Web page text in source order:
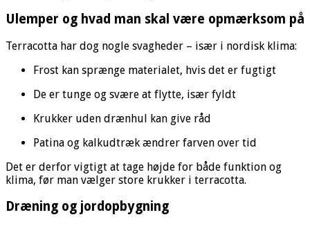
Ulemper og hvad man skal være opmærksom på
Terracotta har dog nogle svagheder – især i nordisk klima:
Frost kan sprænge materialet, hvis det er fugtigt
De er tunge og svære at flytte, især fyldt
Krukker uden drænhul kan give råd
Patina og kalkudtræk ændrer farven over tid
Det er derfor vigtigt at tage højde for både funktion og
klima, før man vælger store krukker i terracotta.
Dræning og jordopbygning